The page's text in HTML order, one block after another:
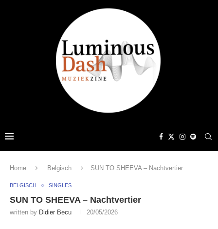
Home Belgisch SUN TO SHEEVA – Nachtvertier
BELGISCH SINGLES
SUN TO SHEEVA – Nachtvertier
written by Didier Becu 20/05/2026